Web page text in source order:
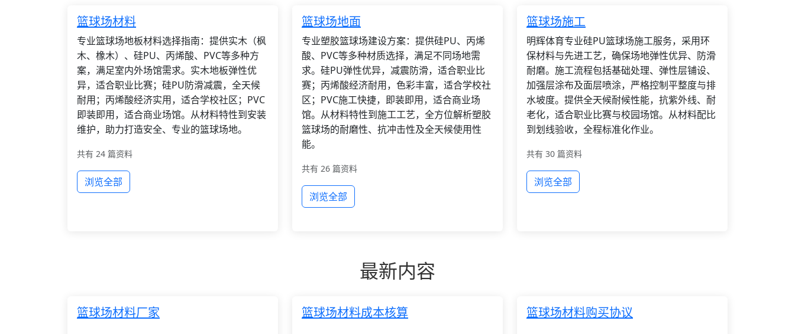
篮球场材料
专业篮球场地板材料选择指南：提供实木（枫
木、橡木）、硅PU、丙烯酸、PVC等多种方
案，满足室内外场馆需求。实木地板弹性优
异，适合职业比赛；硅PU防滑减震，全天候
耐用；丙烯酸经济实用，适合学校社区；PVC
即装即用，适合商业场馆。从材料特性到安装
维护，助力打造安全、专业的篮球场地。
共有 24 篇资料
浏览全部
篮球场地面
专业塑胶篮球场建设方案：提供硅PU、丙烯
酸、PVC等多种材质选择，满足不同场地需
求。硅PU弹性优异，减震防滑，适合职业比
赛；丙烯酸经济耐用，色彩丰富，适合学校社
区；PVC施工快捷，即装即用，适合商业场
馆。从材料特性到施工工艺，全方位解析塑胶
篮球场的耐磨性、抗冲击性及全天候使用性
能。
共有 26 篇资料
浏览全部
篮球场施工
明辉体育专业硅PU篮球场施工服务，采用环
保材料与先进工艺，确保场地弹性优异、防滑
耐磨。施工流程包括基础处理、弹性层铺设、
加强层涂布及面层喷涂，严格控制平整度与排
水坡度。提供全天候耐候性能，抗紫外线、耐
老化，适合职业比赛与校园场馆。从材料配比
到划线验收，全程标准化作业。
共有 30 篇资料
浏览全部
最新内容
篮球场材料厂家 篮球场材料成本核算 篮球场材料购买协议